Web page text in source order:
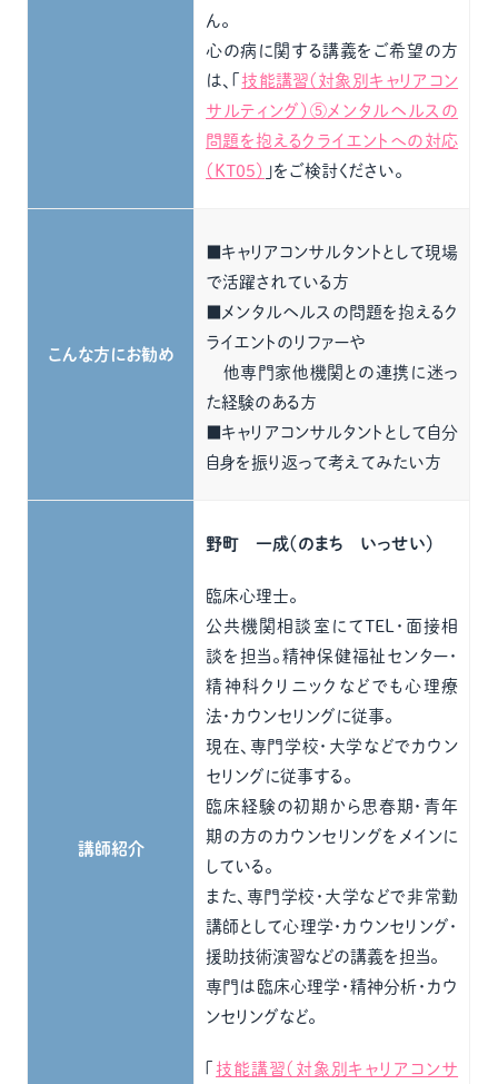
ん。
心の病に関する講義をご希望の方
は、「技能講習（対象別キャリアコン
サルティング）⑤メンタルヘルスの
問題を抱えるクライエントへの対応
（KT05） 」をご検討ください。
こんな方にお勧め
■キャリアコンサルタントとして現場
で活躍されている方
■メンタルヘルスの問題を抱えるク
ライエントのリファーや
他専門家他機関との連携に迷っ
た経験のある方
■キャリアコンサルタントとして自分
自身を振り返って考えてみたい方
講師紹介
野町 一成（のまち いっせい）
臨床心理士。
公共機関相談室にてTEL・面接相
談を担当。精神保健福祉センター・
精神科クリニックなどでも心理療
法・カウンセリングに従事。
現在、専門学校・大学などでカウン
セリングに従事する。
臨床経験の初期から思春期・青年
期の方のカウンセリングをメインに
している。
また、専門学校・大学などで非常勤
講師として心理学・カウンセリング・
援助技術演習などの講義を担当。
専門は臨床心理学・精神分析・カウ
ンセリングなど。
「技能講習（対象別キャリアコンサ